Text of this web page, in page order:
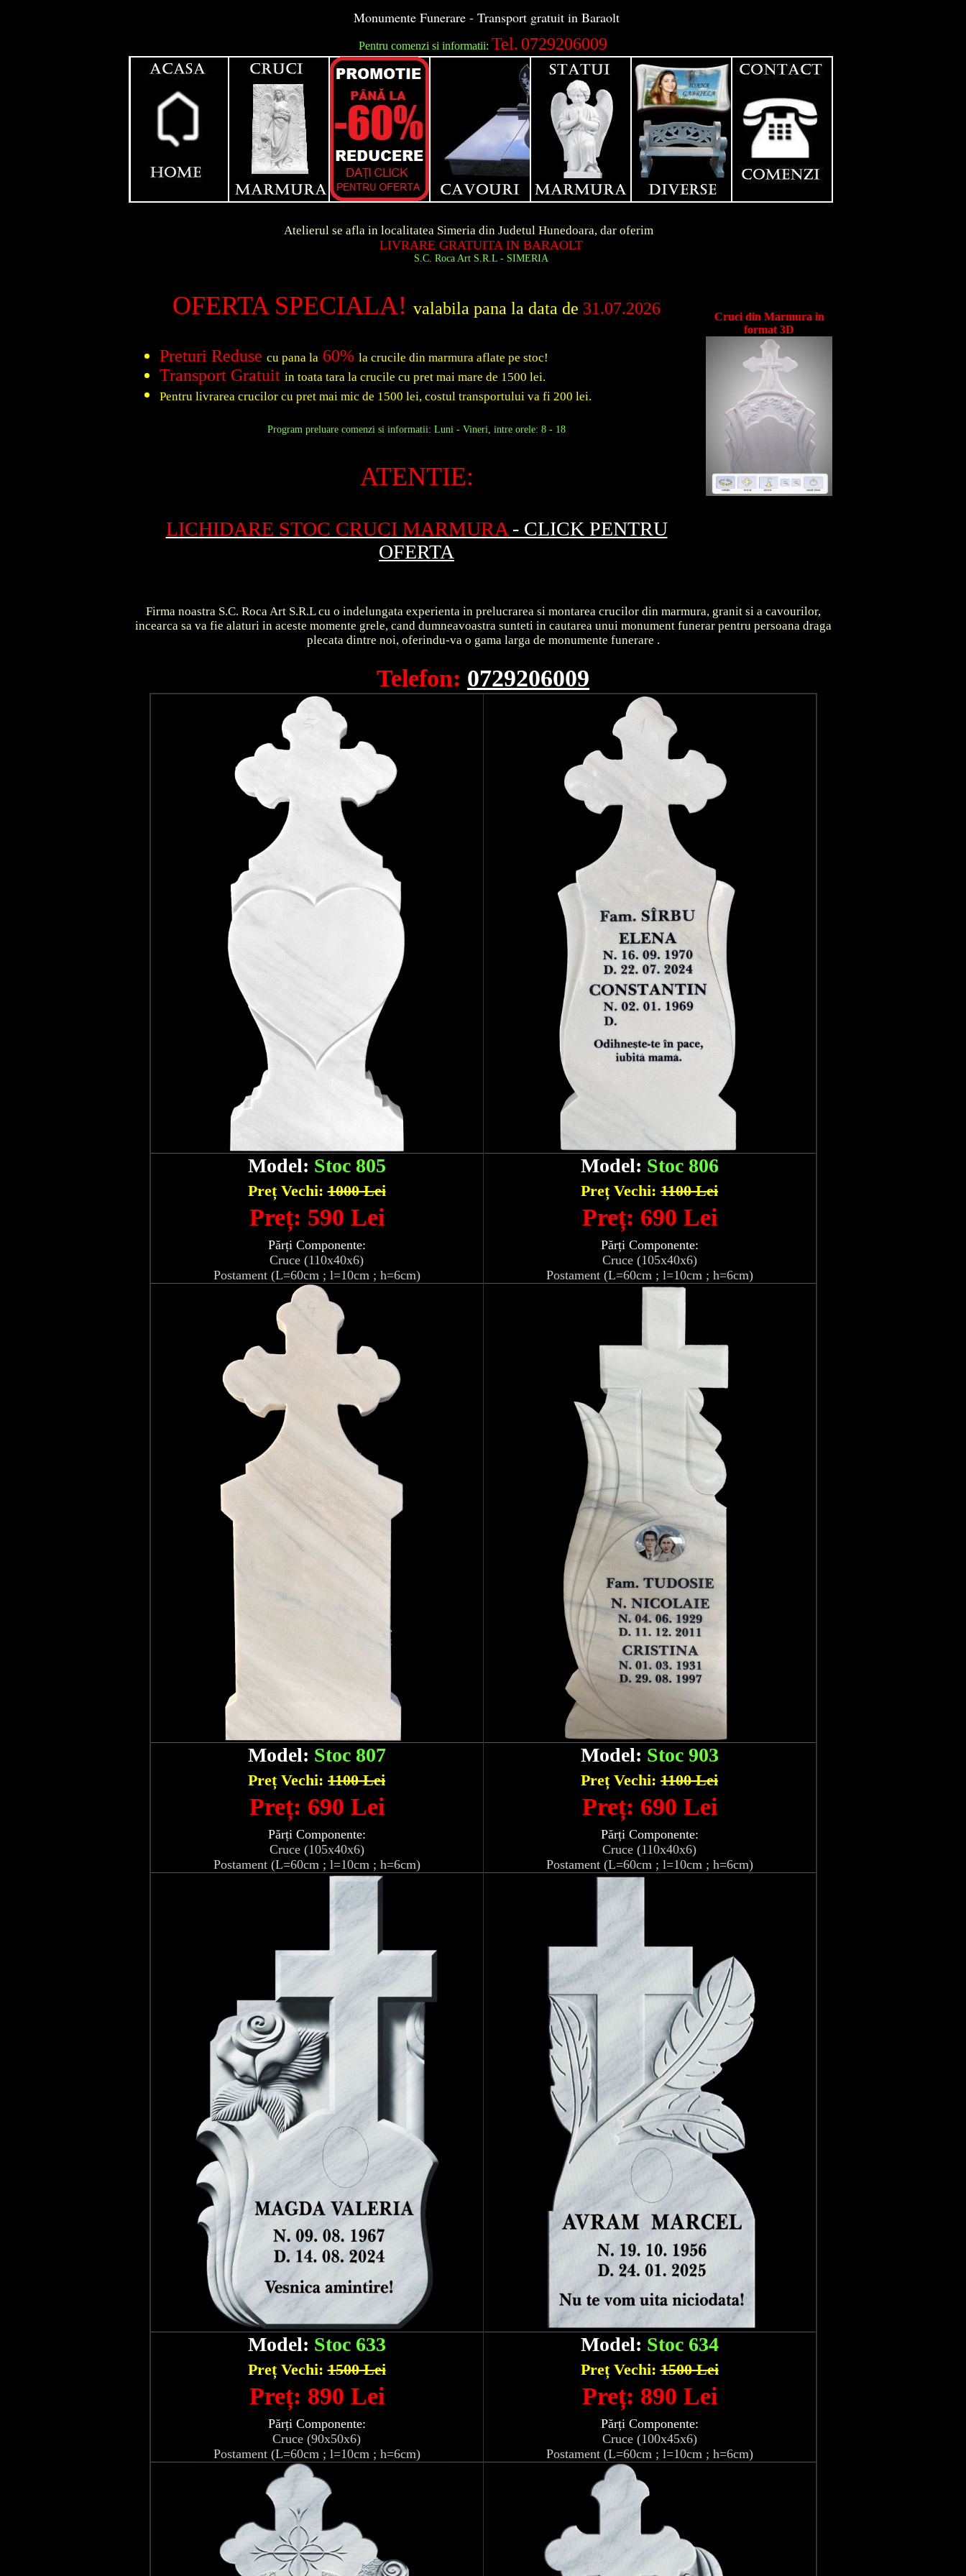
Monumente Funerare - Transport gratuit in Baraolt
Pentru comenzi si informatii: Tel. 0729206009
Dunga
Atelierul se afla in localitatea Simeria din Judetul Hunedoara, dar oferim
LIVRARE GRATUITA IN BARAOLT
S.C. Roca Art S.R.L - SIMERIA
OFERTA SPECIALA! valabila pana la data de 31.07.2026
Preturi Reduse cu pana la 60% la crucile din marmura aflate pe stoc!
Transport Gratuit in toata tara la crucile cu pret mai mare de 1500 lei.
Pentru livrarea crucilor cu pret mai mic de 1500 lei, costul transportului va fi 200 lei.
Program preluare comenzi si informatii: Luni - Vineri, intre orele: 8 - 18
ATENTIE:
LICHIDARE STOC CRUCI MARMURA- CLICK PENTRU
OFERTA
Cruci din Marmura in
format 3D
Firma noastra S.C. Roca Art S.R.L cu o indelungata experienta in prelucrarea si montarea crucilor din marmura, granit si a cavourilor,
incearca sa va fie alaturi in aceste momente grele, cand dumneavoastra sunteti in cautarea unui monument funerar pentru persoana draga
plecata dintre noi, oferindu-va o gama larga de monumente funerare .
Telefon: 0729206009
Model: Stoc 805
Preț Vechi:1000 Lei
Preț: 590 Lei
Părți Componente:
Cruce (110x40x6)
Postament (L=60cm ; l=10cm ; h=6cm)
Model: Stoc 806
Preț Vechi: 1100 Lei
Preț: 690 Lei
Părți Componente:
Cruce (105x40x6)
Postament (L=60cm ; l=10cm ; h=6cm)
Model: Stoc 807
Preț Vechi: 1100 Lei
Preț: 690 Lei
Părți Componente:
Cruce (105x40x6)
Postament (L=60cm ; l=10cm ; h=6cm)
Model: Stoc 903
Preț Vechi: 1100 Lei
Preț: 690 Lei
Părți Componente:
Cruce (110x40x6)
Postament (L=60cm ; l=10cm ; h=6cm)
Model: Stoc 633
Preț Vechi:1500 Lei
Preț: 890 Lei
Părți Componente:
Cruce (90x50x6)
Postament (L=60cm ; l=10cm ; h=6cm)
Model: Stoc 634
Preț Vechi:1500 Lei
Preț: 890 Lei
Părți Componente:
Cruce (100x45x6)
Postament (L=60cm ; l=10cm ; h=6cm)